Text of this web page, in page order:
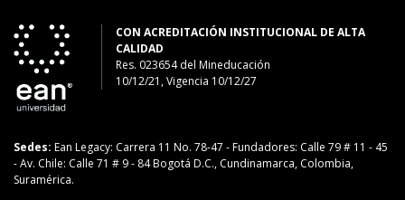
CON ACREDITACIÓN INSTITUCIONAL DE ALTA
CALIDAD
Res. 023654del Mineducación
10/12/21, Vigencia 10/12/27
Sedes: Ean Legacy: Carrera 11 No. 78-47 -Fundadores: Calle 79 # 11 - 45
-Av. Chile: Calle 71 # 9 - 84Bogotá D.C., Cundinamarca, Colombia,
Suramérica.